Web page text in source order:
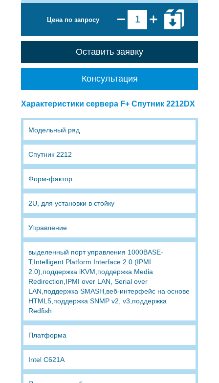
Цена по запросу
Оставить заявку
Консультация
Характеристики сервера F+ Спутник 2212DX
Модельный ряд
Спутник 2212
Форм-фактор
2U, для установки в стойку
Управление
выделенный порт управления 1000BASE-
T,Intelligent Platform Interface 2.0 (IPMI
2.0),поддержка iKVM,поддержка Media
Redirection,IPMI over LAN, Serial over
LAN,поддержка SMASH,веб-интерфейс на основе
HTML5,поддержка SNMP v2, v3,поддержка
Redfish
Платформа
Intel C621A